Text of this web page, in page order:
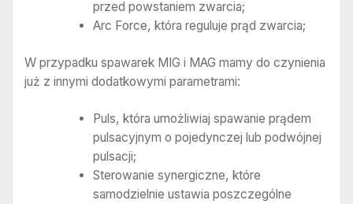
przed powstaniem zwarcia;
Arc Force, która reguluje prąd zwarcia;
W przypadku spawarek MIG i MAG mamy do czynienia
już z innymi dodatkowymi parametrami:
Puls, która umożliwiaj spawanie prądem
pulsacyjnym o pojedynczej lub podwójnej
pulsacji;
Sterowanie synergiczne, które
samodzielnie ustawia poszczególne